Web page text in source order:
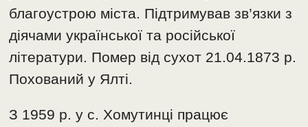
благоустрою міста. Підтримував зв’язки з
діячами української та російської
літератури. Помер від сухот 21.04.1873 р.
Похований у Ялті.
З 1959 р. у с. Хомутинці працює